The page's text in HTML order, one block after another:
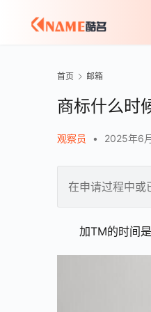
首页 邮箱
商标什么时
观察员 • 2025年6
在申请过程中或
加TM的时间